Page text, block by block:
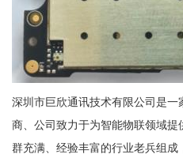
深圳市巨欣通讯技术有限公司是
商、公司致力于为智能物联领域
群充满、经验丰富的行业老兵组成